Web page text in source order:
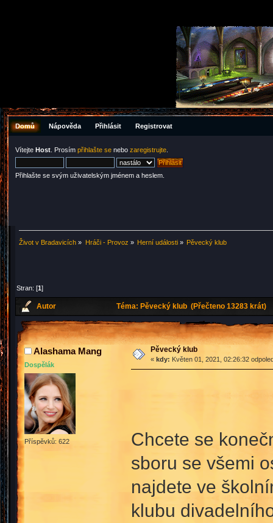
Domů Nápověda Přihlásit Registrovat
Vítejte Host . Prosím přihlašte se nebo zaregistrujte
Přihlašte se svým uživatelským jménem a heslem.
Život v Bradavicích » Hráči - Provoz » Herní události» Pěvecký klub
Stran: [1]
Autor Téma: Pěvecký klub (Přečteno 13283 krát)
Alashama Mang
Dospělák
Příspěvků: 622
Pěvecký klub
« kdy: Květen 01, 2021, 02:26:32
Chcete se
sboru se všemi
najdete ve
klubu